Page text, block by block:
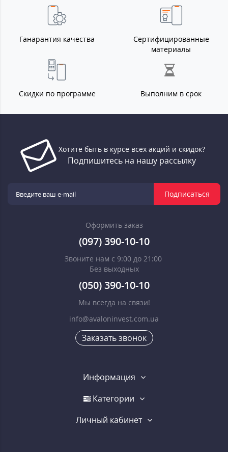
Ганарантия качества
Сертифицированные
материалы
Скидки по программе Выполним в срок
Хотите быть в курсе всех акций и скидок?
Подпишитесь на нашу рассылку
Подписаться
Оформить заказ
(097) 390-10-10
Звоните нам с 9:00 до 21:00
Без выходных
(050) 390-10-10
Мы всегда на связи!
info@avaloninvest.com.ua
Заказать звонок
Информация
Категории
Личный кабинет